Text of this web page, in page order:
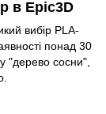
в Epic3D
вибір PLA-
понад 30
"дерево сосни",